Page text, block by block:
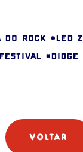
DO ROCK #LED
#DIDGE
voltar